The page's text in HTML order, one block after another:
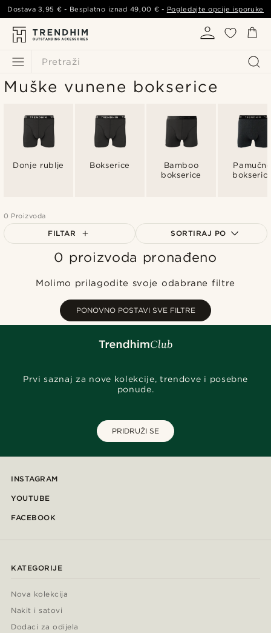
Pretraži
Dostava3,95 € - Besplatno iznad 49,00 € - Pogledajte opcije isporuke
Muške vunene bokserice
Donje rublje Bokserice
Bamboo
bokserice
0 Proizvoda
FILTAR SORTIRAJ PO
Najpopularnije
Najniža cijena
Najviša cijena
0 proizvoda pronađeno
Molimo prilagodite svoje odabrane filtre
PONOVNO POSTAVI SVE FILTRE
Prvi saznaj za nove kolekcije, trendove i posebne
ponude.
PRIDRUŽI SE
INSTAGRAM
YOUTUBE
FACEBOOK
KATEGORIJE
Nova kolekcija
Nakit i satovi
Dodaci za odijela